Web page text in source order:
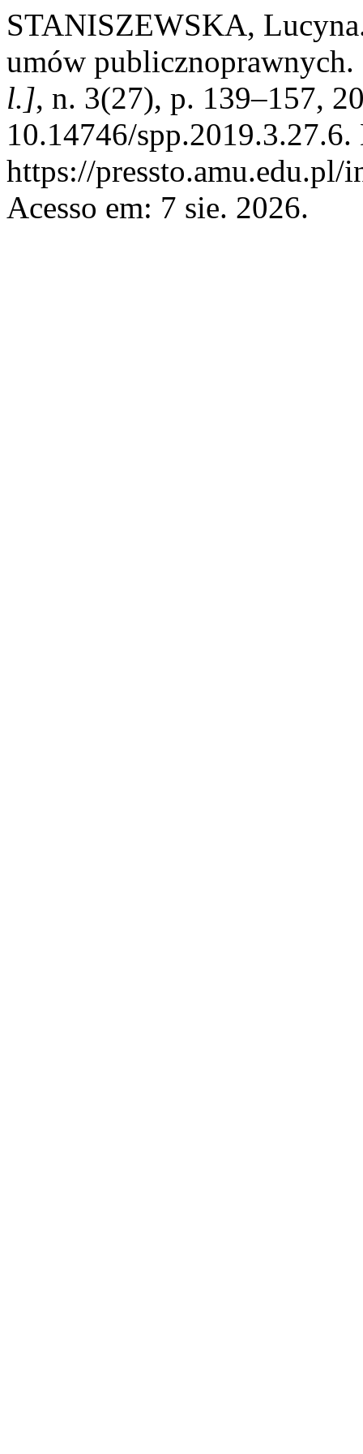
STANISZEWSKA,
umów publicznoprawnych.
l.], n. 3(27), p. 139–157,
10.14746/
https://
Acesso em: 7 sie. 2026.